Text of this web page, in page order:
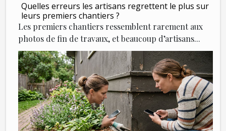
Quelles erreurs les artisans regrettent le plus sur
leurs premiers chantiers ?
Les premiers chantiers ressemblent rarement aux
photos de fin de travaux, et beaucoup d’artisans...